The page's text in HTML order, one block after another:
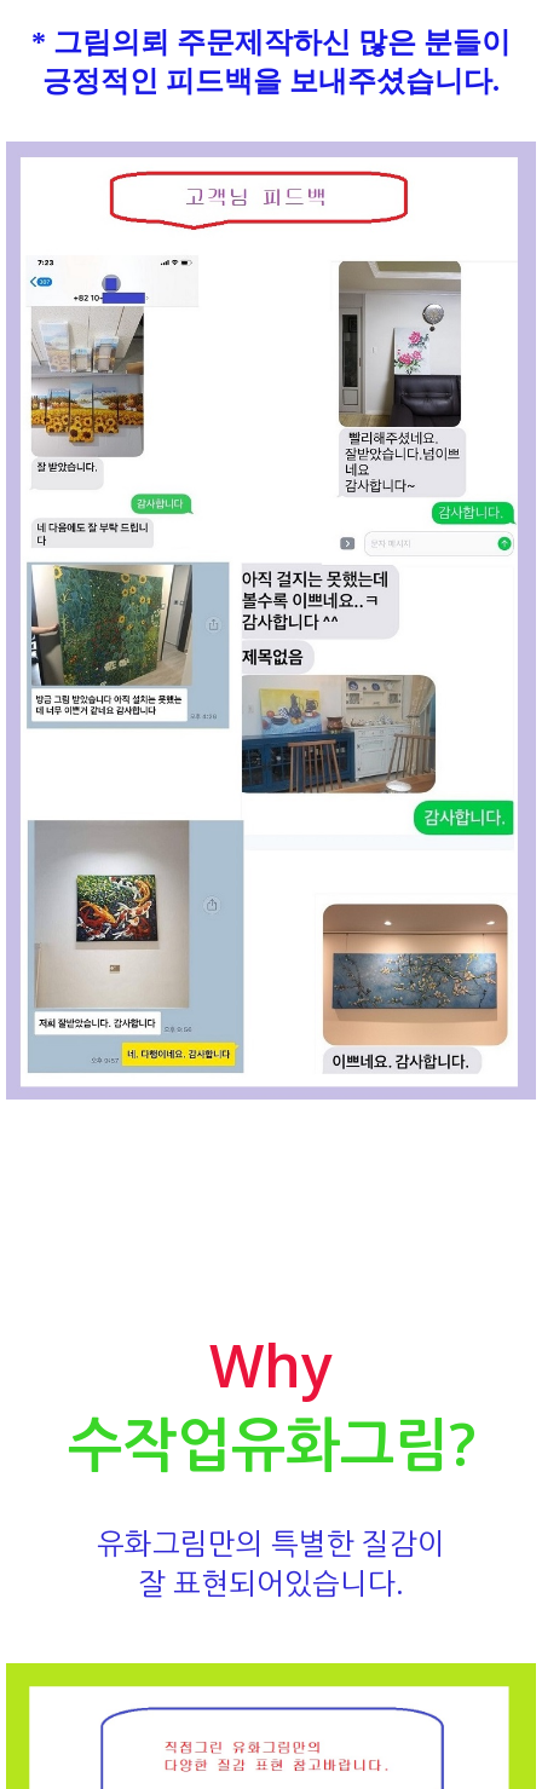
* 그림의뢰 주문제작하신 많은 분들이
긍정적인 피드백을 보내주셨습니다.
Why
수작업유화그림?
유화그림만의 특별한 질감이
잘 표현되어있습니다.